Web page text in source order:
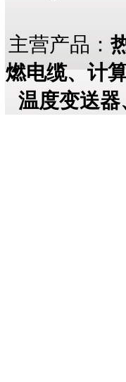
主营产品：
燃电缆、计
温度变送